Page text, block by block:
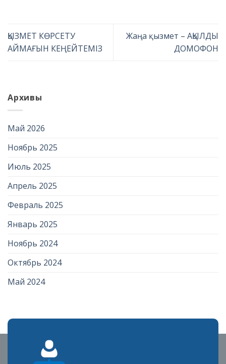
ҚЫЗМЕТ КӨРСЕТУ
АЙМАҒЫН КЕҢЕЙТЕМІЗ
Жаңа қызмет – АҚЫЛДЫ
ДОМОФОН
Архивы
Май 2026
Ноябрь 2025
Июль 2025
Апрель 2025
Февраль 2025
Январь 2025
Ноябрь 2024
Октябрь 2024
Май 2024